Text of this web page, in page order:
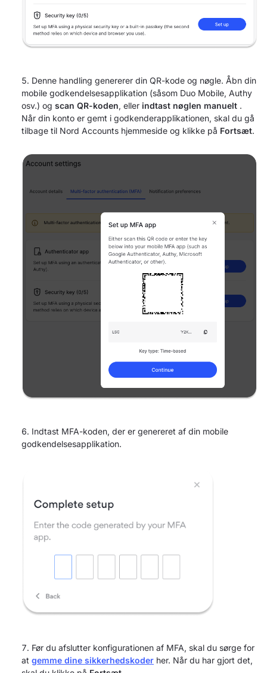
Denne handling genererer din QR-kode og nøgle. Åbn din
mobile godkendelsesapplikation (såsom Duo Mobile, Authy
osv.) og scan QR-koden, eller indtast nøglen manuelt .
Når din konto er gemt i godkenderapplikationen, skal du gå
tilbage til Nord Accounts hjemmeside og klikke på Fortsæt.
Indtast MFA-koden, der er genereret af din mobile
godkendelsesapplikation.
Før du afslutter konfigurationen af MFA, skal du sørge for
at gemme dine sikkerhedskoder her. Når du har gjort det,